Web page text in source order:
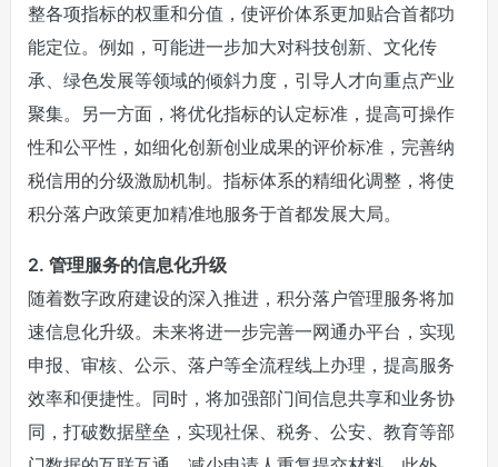
整各项指标的权重和分值，使评价体系更加贴合首都功
能定位。例如，可能进一步加大对科技创新、文化传
承、绿色发展等领域的倾斜力度，引导人才向重点产业
聚集。另一方面，将优化指标的认定标准，提高可操作
性和公平性，如细化创新创业成果的评价标准，完善纳
税信用的分级激励机制。指标体系的精细化调整，将使
积分落户政策更加精准地服务于首都发展大局。
2. 管理服务的信息化升级
随着数字政府建设的深入推进，积分落户管理服务将加
速信息化升级。未来将进一步完善一网通办平台，实现
申报、审核、公示、落户等全流程线上办理，提高服务
效率和便捷性。同时，将加强部门间信息共享和业务协
同，打破数据壁垒，实现社保、税务、公安、教育等部